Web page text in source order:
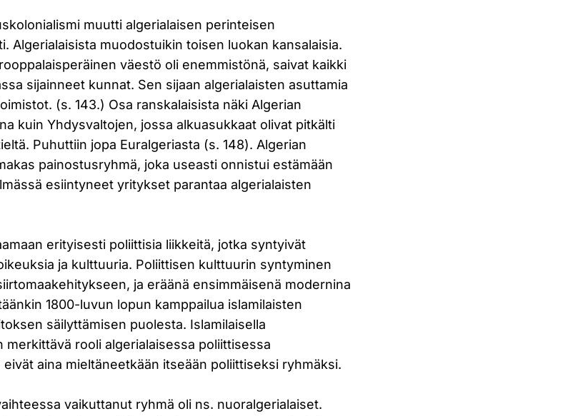
muutti algerialaisen perinteisen
Algerialaisista muodostuikin toisen luokan kansalaisia.
väestö oli enemmistönä, saivat kaikki
sijainneet kunnat. Sen sijaan algerialaisten asuttamia
(s. 143.) Osa ranskalaisista näki Algerian
kuin Yhdysvaltojen, jossa alkuasukkaat olivat pitkälti
Puhuttiin jopa Euralgeriasta (s. 148). Algerian
painostusryhmä, joka useasti onnistui estämään
esiintyneet yritykset parantaa algerialaisten
erityisesti poliittisia liikkeitä, jotka syntyivät
ja kulttuuria. Poliittisen kulttuurin syntyminen
ja eräänä ensimmäisenä modernina
1800-luvun lopun kamppailua islamilaisten
säilyttämisen puolesta. Islamilaisella
merkittävä rooli algerialaisessa poliittisessa
aina mieltäneetkään itseään poliittiseksi ryhmäksi.
vaikuttanut ryhmä oli ns. nuoralgerialaiset.